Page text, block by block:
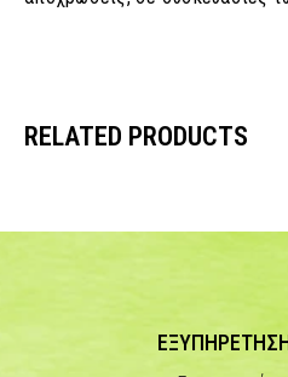
RELATED PRODUCTS